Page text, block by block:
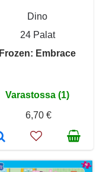
Dino
24 Palat
Frozen: Embrace
Varastossa (1)
6,70 €